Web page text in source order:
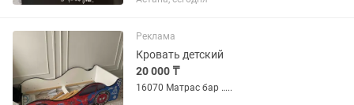
Реклама
Кровать детский
20 000 ₸
16070 Матрас бар …..